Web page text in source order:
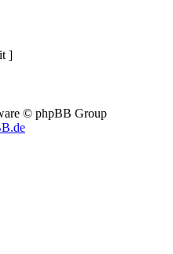
]
© phpBB Group